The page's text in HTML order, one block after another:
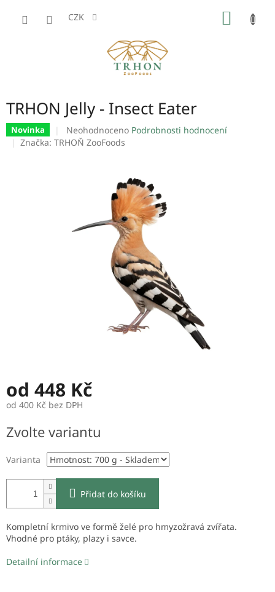
CZK
TRHON Jelly - Insect Eater
Novinka
Průměrné
hodnocení
Neohodnoceno Podrobnosti hodnocení
Značka: TRHOŇ ZooFoods
od 448 Kč
od 400 Kč bez DPH
cena:
Zvolte variantu
Varianta
Přidat do košíku
Kompletní krmivo ve formě želé pro hmyzožravá zvířata.
Vhodné pro ptáky, plazy i savce.
Detailní informace